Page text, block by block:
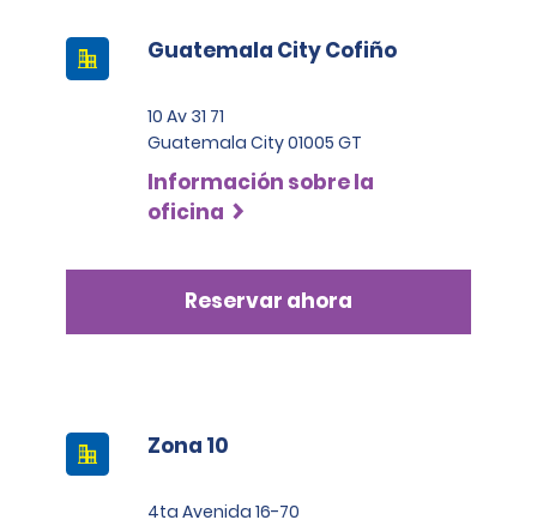
Guatemala City Cofiño
10 Av 31 71
Guatemala City 01005 GT
Información sobre la
oficina
Reservar ahora
Zona 10
4ta Avenida 16-70